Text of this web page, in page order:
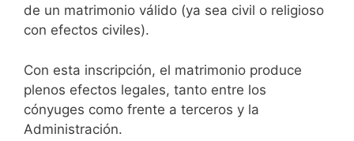
de un matrimonio válido (ya sea civil o religioso
con efectos civiles).
Con esta inscripción, el matrimonio produce
plenos efectos legales, tanto entre los
cónyuges como frente a terceros y la
Administración.